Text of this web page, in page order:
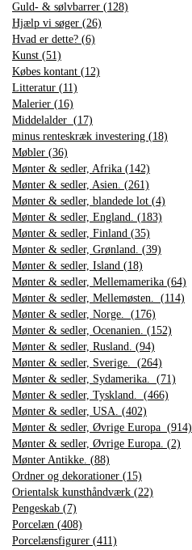
Guld- & sølvbarrer (128)
Hjælp vi søger (26)
Hvad er dette? (6)
Kunst (51)
Købes kontant (12)
Litteratur (11)
Malerier (16)
Middelalder (17)
minus renteskræk investering (18)
Møbler (36)
Mønter & sedler, Afrika (142)
Mønter & sedler, Asien. (261)
Mønter & sedler, blandede lot (4)
Mønter & sedler, England. (183)
Mønter & sedler, Finland (35)
Mønter & sedler, Grønland. (39)
Mønter & sedler, Island (18)
Mønter & sedler, Mellemamerika (64)
Mønter & sedler, Mellemøsten. (114)
Mønter & sedler, Norge. (176)
Mønter & sedler, Ocenanien. (152)
Mønter & sedler, Rusland. (94)
Mønter & sedler, Sverige. (264)
Mønter & sedler, Sydamerika. (71)
Mønter & sedler, Tyskland. (466)
Mønter & sedler, USA. (402)
Mønter & sedler, Øvrige Europa (914)
Mønter & sedler, Øvrige Europa. (2)
Mønter Antikke. (88)
Ordner og dekorationer (15)
Orientalsk kunsthåndværk (22)
Pengeskab (7)
Porcelæn (408)
Porcelænsfigurer (411)